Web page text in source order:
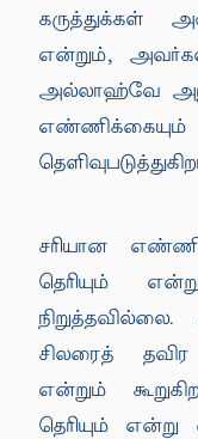
கருத்துக்கள்
என்றும்,
அல்லாஹ்வே
சரியான
தெரியும்
சிலரைத்
என்றும்
தெரியும்